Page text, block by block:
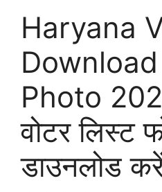
Haryana
Photo
वोटर लिस्ट
डाउनलोड